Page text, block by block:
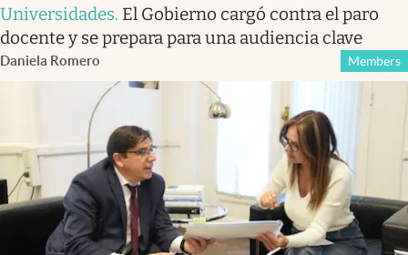
Universidades. El Gobierno cargó contra el paro
docente y se prepara para una audiencia clave
Daniela Romero Members